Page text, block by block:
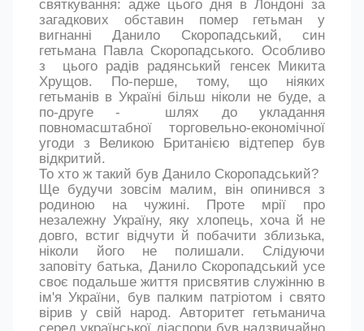
святкування: адже цього дня в Лондоні за
загадкових обставин помер гетьман у
вигнанні Данило Скоропадський, син
гетьмана Павла Скоропадського. Особливо
з цього радів радянський генсек Микита
Хрущов. По-перше, тому, що ніяких
гетьманів в Україні більш ніколи не буде, а
по-друге - шлях до укладання
повномасштабної торговельно-економічної
угоди з Великою Британією відтепер був
відкритий.
То хто ж такий був Данило Скоропадський?
Ще будучизовсім малим, він опинився з
родиною на чужині. Проте мрії про
незалежну Україну, яку хлопець, хоча й не
довго, встиг відчути й побачити зблизька,
ніколи його не полишали. Слідуючи
заповіту батька, Данило Скоропадський усе
своє подальше життя присвятив служінню в
ім'я України, був палким патріотом і свято
вірив у свій народ. Авторитет гетьманича
серед української діаспори був надзвичайно